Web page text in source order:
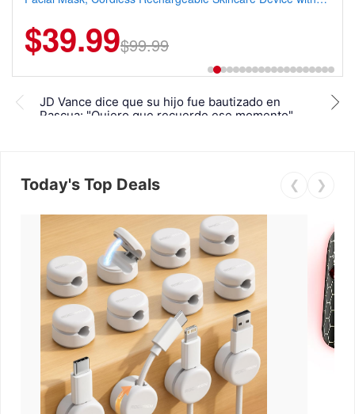
$39.99$99.99
$6.99$29.99
JD Vance dice que su hijo fue bautizado en
Pascua: "Quiero que recuerde ese momento"
JD
Today's Top Deals ❮ ❯